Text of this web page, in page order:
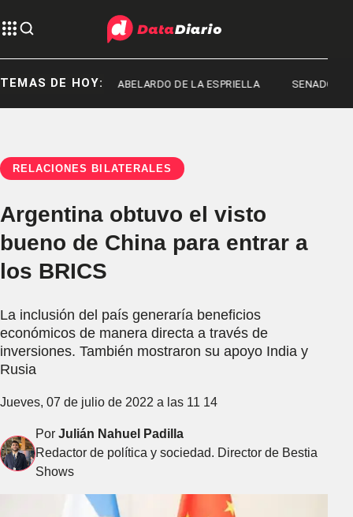
TEMAS DE HOY:
MACHADO ABELARDO DE LA ESPRIELLA SENADO
RELACIONES BILATERALES
Argentina obtuvo el visto
bueno de China para entrar a
los BRICS
La inclusión del país generaría beneficios
económicos de manera directa a través de
inversiones. También mostraron su apoyo India y
Rusia
Jueves, 07 de julio de 2022 a las 11 14
Por Julián Nahuel Padilla
Redactor de política y sociedad. Director de Bestia
Shows